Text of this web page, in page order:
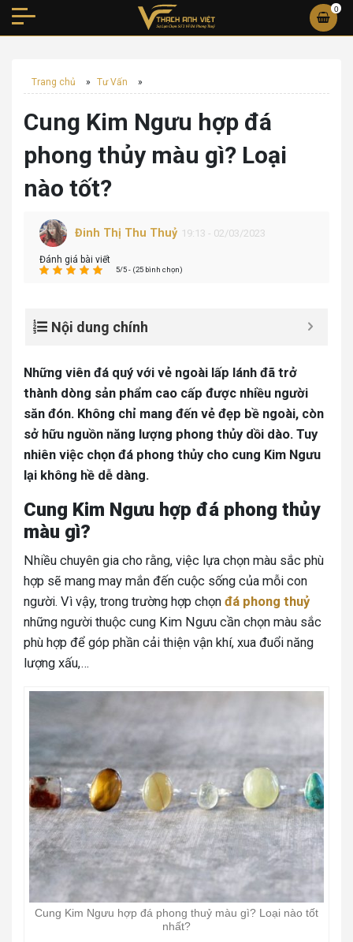
0
Trang chủ » Tư Vấn »
Cung Kim Ngưu hợp đá
phong thủy màu gì? Loại
nào tốt?
Đinh Thị Thu Thuỷ 19:13 - 02/03/2023
Đánh giá bài viết
5/5 - (25 bình chọn)
Nội dung chính
Những viên đá quý với vẻ ngoài lấp lánh đã trở
thành dòng sản phẩm cao cấp được nhiều người
săn đón. Không chỉ mang đến vẻ đẹp bề ngoài, còn
sở hữu nguồn năng lượng phong thủy dồi dào. Tuy
nhiên việc chọn đá phong thủy cho cung Kim Ngưu
lại không hề dễ dàng.
Cung Kim Ngưu hợp đá phong thủy
màu gì?
Nhiều chuyên gia cho rằng, việc lựa chọn màu sắc phù
hợp sẽ mang may mắn đến cuộc sống của mỗi con
người. Vì vậy, trong trường hợp chọn đá phong thuỷ
những người thuộc cung Kim Ngưu cần chọn màu sắc
phù hợp để góp phần cải thiện vận khí, xua đuổi năng
lượng xấu,…
Cung Kim Ngưu hợp đá phong thuỷ màu gì? Loại nào tốt
nhất?